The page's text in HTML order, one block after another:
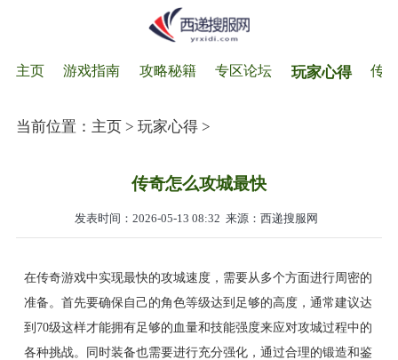
主页 游戏指南 攻略秘籍 专区论坛 玩家心得 传
当前位置： 主页> 玩家心得>
传奇怎么攻城最快
发表时间：2026-05-13 08:32 来源：西递搜服网
在传奇游戏中实现最快的攻城速度，需要从多个方面进行周密的
准备。首先要确保自己的角色等级达到足够的高度，通常建议达
到70级这样才能拥有足够的血量和技能强度来应对攻城过程中的
各种挑战。同时装备也需要进行充分强化，通过合理的锻造和鉴